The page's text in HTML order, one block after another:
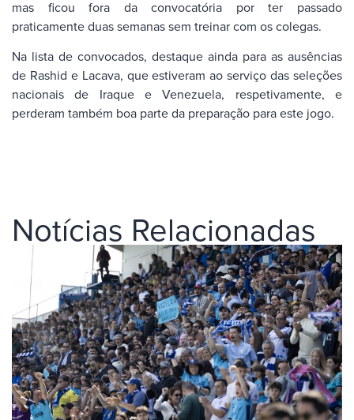
mas ficou fora da convocatória por ter passado
praticamente duas semanas sem treinar com os colegas.
Na lista de convocados, destaque ainda para as ausências
de Rashid e Lacava, que estiveram ao serviço das seleções
nacionais de Iraque e Venezuela, respetivamente, e
perderam também boa parte da preparação para este jogo.
Notícias Relacionadas